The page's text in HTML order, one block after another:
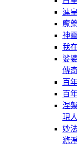
連
魔
神
我
娑
傳
百
百
涅
現
妙
滌